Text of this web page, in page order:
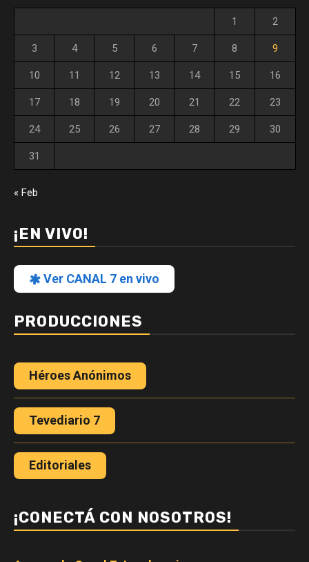
1 2
3 4 5 6 7 8 9
10 11 12 13 14 15 16
17 18 19 20 21 22 23
24 25 26 27 28 29 30
31
« Feb
¡EN VIVO!
Ver CANAL 7 en vivo
PRODUCCIONES
Héroes Anónimos
Tevediario 7
Editoriales
¡CONECTÁ CON NOSOTROS!